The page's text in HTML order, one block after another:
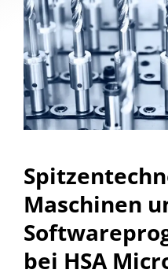
Maschinen
bei HSA